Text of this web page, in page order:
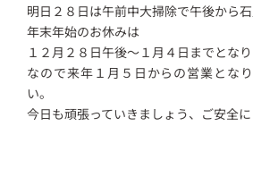
明日２８日は午前中大掃除で午後から
年末年始のお休みは
１２月２８日午後～１月４日までとなり
なので来年１月５日からの営業とな
い。
今日も頑張っていきましょう、ご安全に